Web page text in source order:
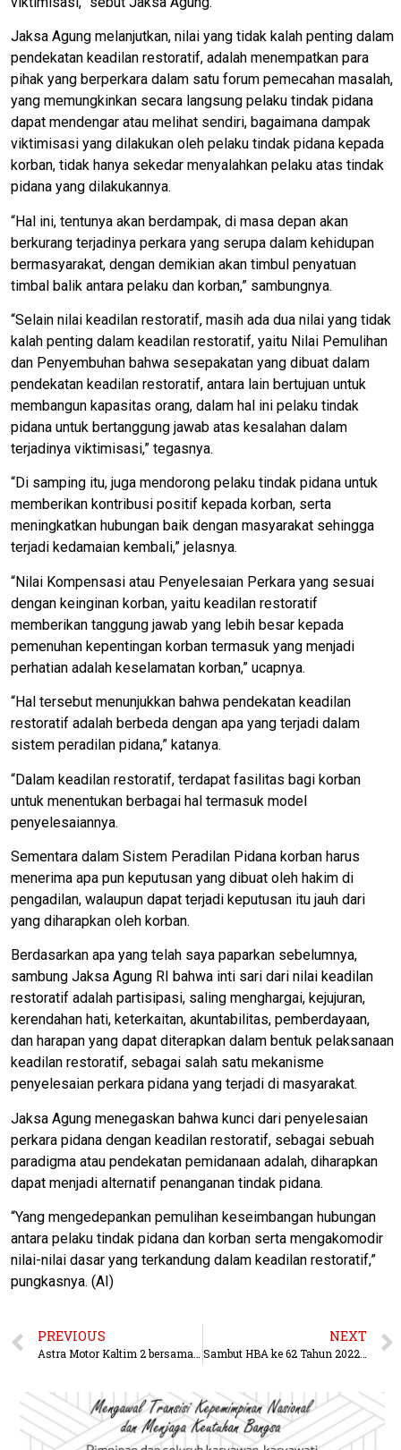
Jaksa Agung melanjutkan, nilai yang tidak kalah penting dalam
pendekatan keadilan restoratif, adalah menempatkan para
pihak yang berperkara dalam satu forum pemecahan masalah,
yang memungkinkan secara langsung pelaku tindak pidana
dapat mendengar atau melihat sendiri, bagaimana dampak
viktimisasi yang dilakukan oleh pelaku tindak pidana kepada
korban, tidak hanya sekedar menyalahkan pelaku atas tindak
pidana yang dilakukannya.
“Hal ini, tentunya akan berdampak, di masa depan akan
berkurang terjadinya perkara yang serupa dalam kehidupan
bermasyarakat, dengan demikian akan timbul penyatuan
timbal balik antara pelaku dan korban,” sambungnya.
“Selain nilai keadilan restoratif, masih ada dua nilai yang tidak
kalah penting dalam keadilan restoratif, yaitu Nilai Pemulihan
dan Penyembuhan bahwa sesepakatan yang dibuat dalam
pendekatan keadilan restoratif, antara lain bertujuan untuk
membangun kapasitas orang, dalam hal ini pelaku tindak
pidana untuk bertanggung jawab atas kesalahan dalam
terjadinya viktimisasi,” tegasnya.
“Di samping itu, juga mendorong pelaku tindak pidana untuk
memberikan kontribusi positif kepada korban, serta
meningkatkan hubungan baik dengan masyarakat sehingga
terjadi kedamaian kembali,” jelasnya.
“Nilai Kompensasi atau Penyelesaian Perkara yang sesuai
dengan keinginan korban, yaitu keadilan restoratif
memberikan tanggung jawab yang lebih besar kepada
pemenuhan kepentingan korban termasuk yang menjadi
perhatian adalah keselamatan korban,” ucapnya.
“Hal tersebut menunjukkan bahwa pendekatan keadilan
restoratif adalah berbeda dengan apa yang terjadi dalam
sistem peradilan pidana,” katanya.
“Dalam keadilan restoratif, terdapat fasilitas bagi korban
untuk menentukan berbagai hal termasuk model
penyelesaiannya.
Sementara dalam Sistem Peradilan Pidana korban harus
menerima apa pun keputusan yang dibuat oleh hakim di
pengadilan, walaupun dapat terjadi keputusan itu jauh dari
yang diharapkan oleh korban.
Berdasarkan apa yang telah saya paparkan sebelumnya,
sambung Jaksa Agung RI bahwa inti sari dari nilai keadilan
restoratif adalah partisipasi, saling menghargai, kejujuran,
kerendahan hati, keterkaitan, akuntabilitas, pemberdayaan,
dan harapan yang dapat diterapkan dalam bentuk pelaksanaan
keadilan restoratif, sebagai salah satu mekanisme
penyelesaian perkara pidana yang terjadi di masyarakat.
Jaksa Agung menegaskan bahwa kunci dari penyelesaian
perkara pidana dengan keadilan restoratif, sebagai sebuah
paradigma atau pendekatan pemidanaan adalah, diharapkan
dapat menjadi alternatif penanganan tindak pidana.
“Yang mengedepankan pemulihan keseimbangan hubungan
antara pelaku tindak pidana dan korban serta mengakomodir
nilai-nilai dasar yang terkandung dalam keadilan restoratif,”
pungkasnya. (AI)
PREVIOUS NEXT
Sambut HBA ke 62 Tahun 2022, Kejati Kaltim Gelar Kegiatan Bhakti Sosial Dan Donor Darah.